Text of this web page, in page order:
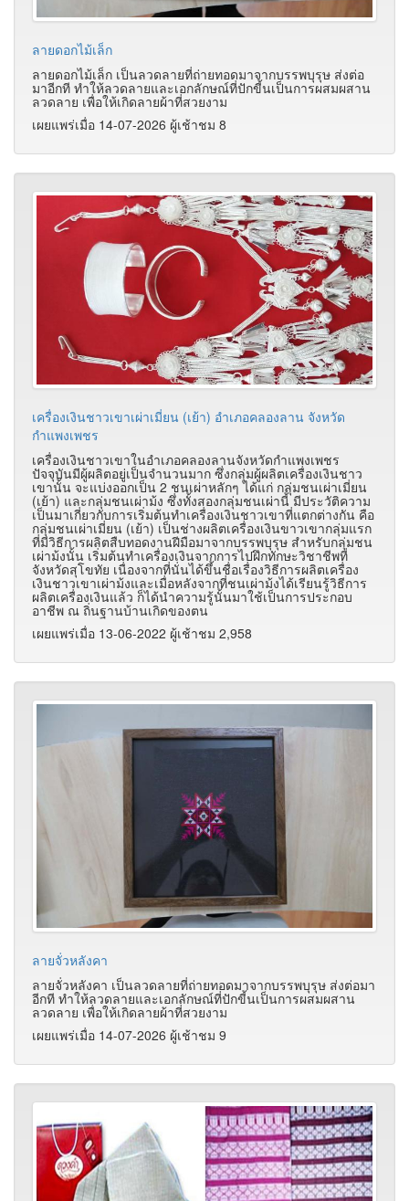
ลายดอกไม้เล็ก
ลายดอกไม้เล็ก เป็นลวดลายที่ถ่ายทอดมาจากบรรพบุรุษ ส่งต่อ
มาอีกที ทำให้ลวดลายและเอกลักษณ์ที่ปักขี้นเป็นการผสมผสาน
ลวดลาย เพื่อให้เกิดลายผ้าที่สวยงาม
เผยแพร่เมื่อ 14-07-2026 ผู้เช้าชม 8
เครื่องเงินชาวเขาเผ่าเมี่ยน (เย้า) อำเภอคลองลาน จังหวัด
กำแพงเพชร
เครื่องเงินชาวเขาในอำเภอคลองลานจังหวัดกำแพงเพชร
ปัจจุบันมีผู้ผลิตอยู่เป็นจำนวนมาก ซึ่งกลุ่มผู้ผลิตเครื่องเงินชาว
เขานั้น จะแบ่งออกเป็น 2 ชนเผ่าหลักๆ ได้แก่ กลุ่มชนเผ่าเมี่ยน
(เย้า) และกลุ่มชนเผ่าม้ง ซึ่งทั้งสองกลุ่มชนเผ่านี้ มีประวัติความ
เป็นมาเกี่ยวกับการเริ่มต้นทำเครื่องเงินชาวเขาที่แตกต่างกัน คือ
กลุ่มชนเผ่าเมี่ยน (เย้า) เป็นช่างผลิตเครื่องเงินขาวเขากลุ่มแรก
ที่มีวิธีการผลิตสืบทอดงานฝีมือมาจากบรรพบุรุษ สำหรับกลุ่มชน
เผ่าม้งนั้น เริ่มต้นทำเครื่องเงินจากการไปฝึกทักษะวิชาชีพที่
จังหวัดสุโขทัย เนื่องจากที่นั่นได้ขึ้นชื่อเรื่องวิธีการผลิตเครื่อง
เงินชาวเขาเผ่าม้งและเมื่อหลังจากที่ชนเผ่าม้งได้เรียนรู้วิธีการ
ผลิตเครื่องเงินแล้ว ก็ได้นำความรู้นั้นมาใช้เป็นการประกอบ
อาชีพ ณ ถิ่นฐานบ้านเกิดของตน
เผยแพร่เมื่อ 13-06-2022 ผู้เช้าชม 2,958
ลายจั่วหลังคา
ลายจั่วหลังคา เป็นลวดลายที่ถ่ายทอดมาจากบรรพบุรุษ ส่งต่อมา
อีกที ทำให้ลวดลายและเอกลักษณ์ที่ปักขี้นเป็นการผสมผสาน
ลวดลาย เพื่อให้เกิดลายผ้าที่สวยงาม
เผยแพร่เมื่อ 14-07-2026 ผู้เช้าชม 9